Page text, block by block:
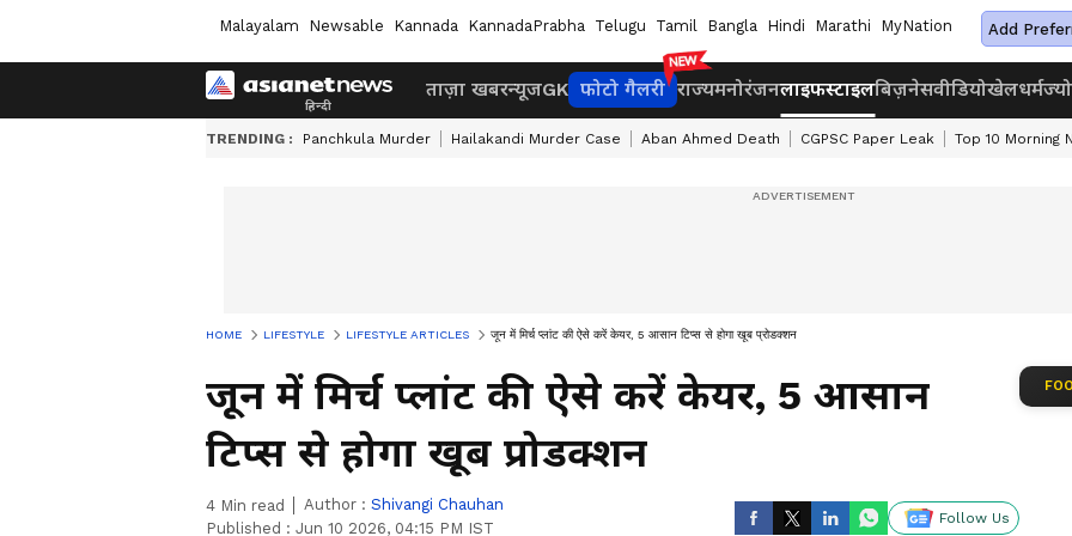
Malayalam Newsable Kannada KannadaPrabha Telugu Tamil Bangla Hindi Marathi MyNation Add
ताज़ा खबरन्यूजGK फोटो गैलरी राज्यमनोरंजनलाइफस्टाइलबिज़नेसवीडियोखेलधर्म
TRENDING : Panchkula Murder Hailakandi Murder Case Aban Ahmed Death CGPSC Paper Leak Top 10 Morning
HOME LIFESTYLE LIFESTYLE ARTICLES जून में मिर्च प्लांट की ऐसे करें केयर, 5 आसान टिप्स से होगा खूब प्रोडक्शन
जून में मिर्च प्लांट की ऐसे करें केयर, 5 आसान
टिप्स से होगा खूब प्रोडक्शन
4 Min read Author : Shivangi Chauhan
Published : Jun 10 2026, 04:15 PM IST
Follow Us